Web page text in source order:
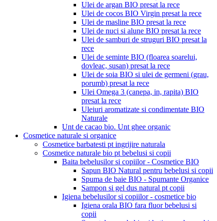
Ulei de argan BIO presat la rece
Ulei de cocos BIO Virgin presat la rece
Ulei de masline BIO presat la rece
Ulei de nuci si alune BIO presat la rece
Ulei de samburi de struguri BIO presat la
rece
Ulei de seminte BIO (floarea soarelui,
dovleac, susan) presat la rece
Ulei de soia BIO si ulei de germeni (grau,
porumb) presat la rece
Ulei Omega 3 (canepa, in, rapita) BIO
presat la rece
Uleiuri aromatizate si condimentate BIO
Naturale
Unt de cacao bio. Unt ghee organic
Cosmetice naturale si organice
Cosmetice barbatesti pt ingrijire naturala
Cosmetice naturale bio pt bebelusi si copii
Baita bebelusilor si copiilor - Cosmetice BIO
Sapun BIO Natural pentru bebelusi si copii
Spuma de baie BIO - Spumante Organice
Sampon si gel dus natural pt copii
Igiena bebelusilor si copiilor - cosmetice bio
Igiena orala BIO fara fluor bebelusi si
copii